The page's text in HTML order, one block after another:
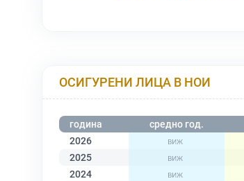
ОСИГУРЕНИ ЛИЦА В НОИ
година средно год.
2026
2025
2024